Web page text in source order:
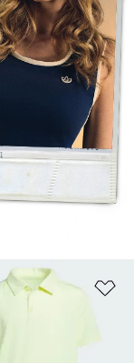
ารสินค้าโปรด